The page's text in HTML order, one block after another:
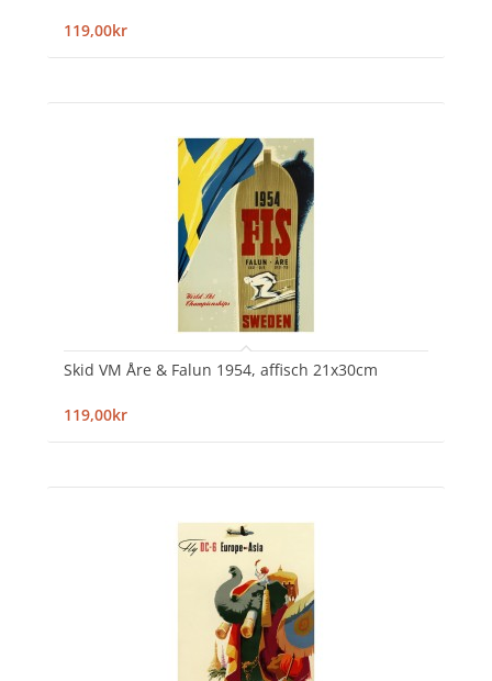
119,00kr
Skid VM Åre & Falun 1954, affisch 21x30cm
119,00kr